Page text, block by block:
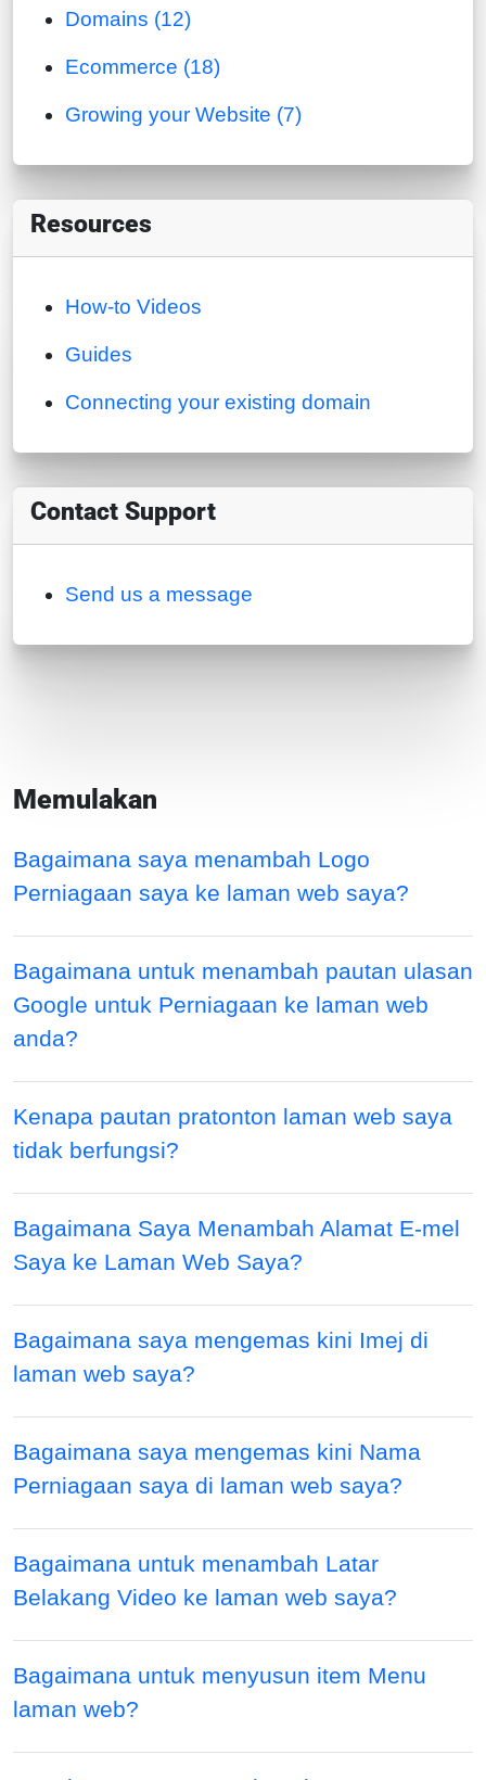
Domains (12)
Ecommerce (18)
Growing your Website (7)
Resources
How-to Videos
Guides
Connecting your existing domain
Contact Support
Send us a message
Memulakan
Bagaimana saya menambah Logo
Perniagaan saya ke laman web saya?
Bagaimana untuk menambah pautan ulasan
Google untuk Perniagaan ke laman web
anda?
Kenapa pautan pratonton laman web saya
tidak berfungsi?
Bagaimana Saya Menambah Alamat E-mel
Saya ke Laman Web Saya?
Bagaimana saya mengemas kini Imej di
laman web saya?
Bagaimana saya mengemas kini Nama
Perniagaan saya di laman web saya?
Bagaimana untuk menambah Latar
Belakang Video ke laman web saya?
Bagaimana untuk menyusun item Menu
laman web?